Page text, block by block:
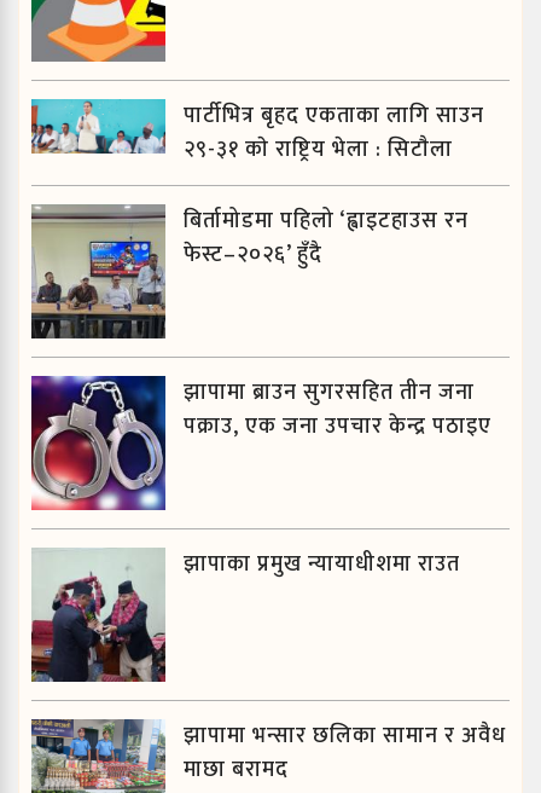
पार्टीभित्र बृहद एकताका लागि साउन
२९-३१ काे राष्ट्रिय भेला : सिटाैला
बिर्तामोडमा पहिलो ‘ह्वाइटहाउस रन
फेस्ट–२०२६’ हुँदै
झापामा ब्राउन सुगरसहित तीन जना
पक्राउ, एक जना उपचार केन्द्र पठाइए
झापाका प्रमुख न्यायाधीशमा राउत
झापामा भन्सार छलिका सामान र अवैध
माछा बरामद